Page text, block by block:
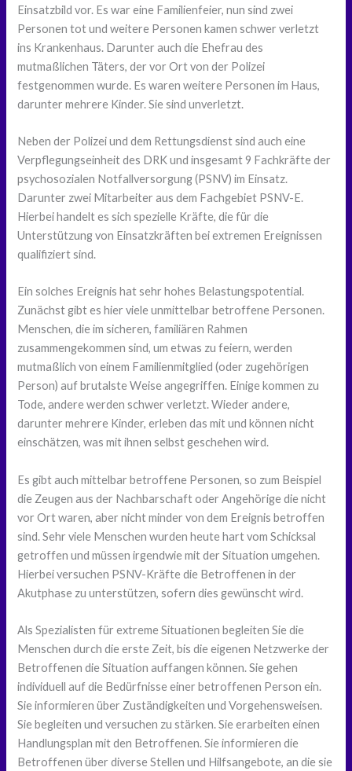
Einsatzbild vor. Es war eine Familienfeier, nun sind zwei
Personen tot und weitere Personen kamen schwer verletzt
ins Krankenhaus. Darunter auch die Ehefrau des
mutmaßlichen Täters, der vor Ort von der Polizei
festgenommen wurde. Es waren weitere Personen im Haus,
darunter mehrere Kinder. Sie sind unverletzt.
Neben der Polizei und dem Rettungsdienst sind auch eine
Verpflegungseinheit des DRK und insgesamt 9 Fachkräfte der
psychosozialen Notfallversorgung (PSNV) im Einsatz.
Darunter zwei Mitarbeiter aus dem Fachgebiet PSNV-E.
Hierbei handelt es sich spezielle Kräfte, die für die
Unterstützung von Einsatzkräften bei extremen Ereignissen
qualifiziert sind.
Ein solches Ereignis hat sehr hohes Belastungspotential.
Zunächst gibt es hier viele unmittelbar betroffene Personen.
Menschen, die im sicheren, familiären Rahmen
zusammengekommen sind, um etwas zu feiern, werden
mutmaßlich von einem Familienmitglied (oder zugehörigen
Person) auf brutalste Weise angegriffen. Einige kommen zu
Tode, andere werden schwer verletzt. Wieder andere,
darunter mehrere Kinder, erleben das mit und können nicht
einschätzen, was mit ihnen selbst geschehen wird.
Es gibt auch mittelbar betroffene Personen, so zum Beispiel
die Zeugen aus der Nachbarschaft oder Angehörige die nicht
vor Ort waren, aber nicht minder von dem Ereignis betroffen
sind. Sehr viele Menschen wurden heute hart vom Schicksal
getroffen und müssen irgendwie mit der Situation umgehen.
Hierbei versuchen PSNV-Kräfte die Betroffenen in der
Akutphase zu unterstützen, sofern dies gewünscht wird.
Als Spezialisten für extreme Situationen begleiten Sie die
Menschen durch die erste Zeit, bis die eigenen Netzwerke der
Betroffenen die Situation auffangen können. Sie gehen
individuell auf die Bedürfnisse einer betroffenen Person ein.
Sie informieren über Zuständigkeiten und Vorgehensweisen.
Sie begleiten und versuchen zu stärken. Sie erarbeiten einen
Handlungsplan mit den Betroffenen. Sie informieren die
Betroffenen über diverse Stellen und Hilfsangebote, an die sie